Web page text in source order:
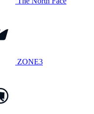
ZONE3